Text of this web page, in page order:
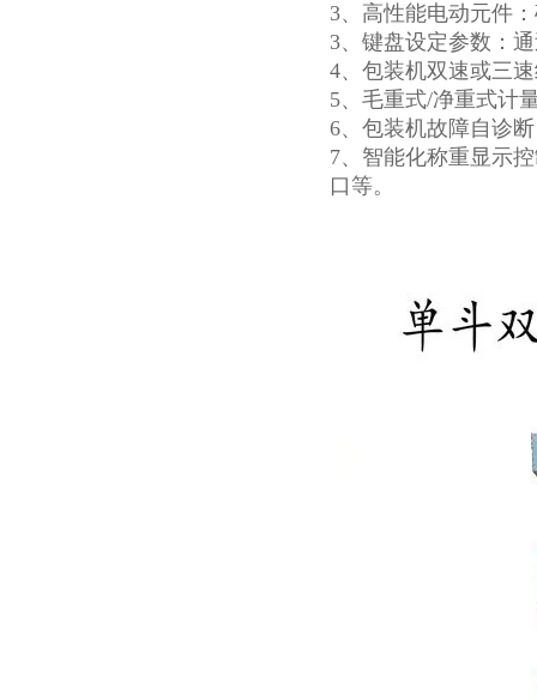
3、高性能电动元件
3、键盘设定参数：
4、包装机双速或三
5、毛重式/净重式计
6、包装机故障自诊
7、智能化称重显示
口等。